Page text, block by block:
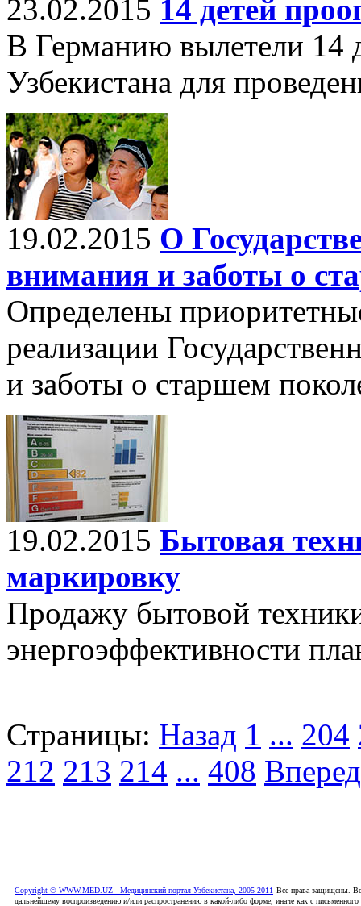
23.02.2015 14 детей
В Германию вылетели 14
Узбекистана для
19.02.2015 О
внимания и заботы о
Определены
реализации
и заботы о старшем
19.02.2015 Бытовая
маркировку
Продажу бытовой
энергоэффективности
Страницы: Назад 1 ... 204
212 213 214 ... 408 Вперед
Copyright © WWW.MED.UZ - Медицинский портал Узбекистана, 2005-2011 Все права защищены.
дальнейшему воспроизведению и/или распространению в какой-либо форме, иначе как с